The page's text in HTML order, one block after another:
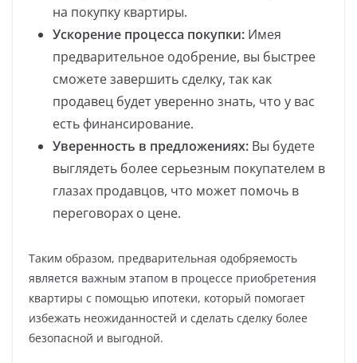
на покупку квартиры.
Ускорение процесса покупки: Имея
предварительное одобрение, вы быстрее
сможете завершить сделку, так как
продавец будет уверенно знать, что у вас
есть финансирование.
Уверенность в предложениях: Вы будете
выглядеть более серьезным покупателем в
глазах продавцов, что может помочь в
переговорах о цене.
Таким образом, предварительная одобряемость
является важным этапом в процессе приобретения
квартиры с помощью ипотеки, который помогает
избежать неожиданностей и сделать сделку более
безопасной и выгодной.